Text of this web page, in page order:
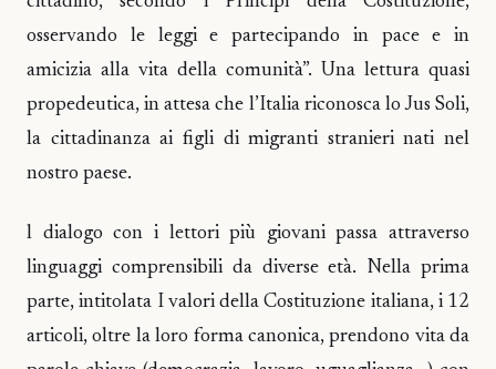
osservando le leggi e partecipando in pace e in
amicizia alla vita della comunità”. Una lettura quasi
propedeutica, in attesa che l’Italia riconosca lo Jus Soli,
la cittadinanza ai figli di migranti stranieri nati nel
nostro paese.
l dialogo con i lettori più giovani passa attraverso
linguaggi comprensibili da diverse età. Nella prima
parte, intitolata I valori della Costituzione italiana, i 12
articoli, oltre la loro forma canonica, prendono vita da